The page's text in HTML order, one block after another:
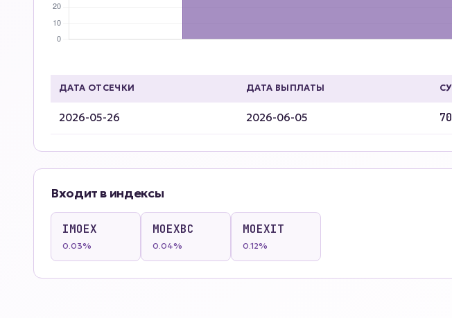
ДАТА ОТСЕЧКИ ДАТА ВЫПЛАТЫ
2026-05-26 2026-06-05
Входит в индексы
IMOEX
0.03%
MOEXBC
0.04%
MOEXIT
0.12%